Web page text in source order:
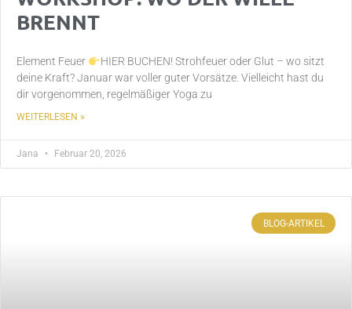
BRENNT
Element Feuer
HIER BUCHEN! Strohfeuer oder Glut – wo sitzt
deine Kraft? Januar war voller guter Vorsätze. Vielleicht hast du
dir vorgenommen, regelmäßiger Yoga zu
WEITERLESEN »
Jana Februar 20, 2026
BLOG-ARTIKEL